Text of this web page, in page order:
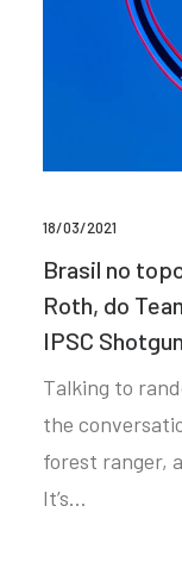
18/03/2021
Brasil no
Roth, do
IPSC
Talking to
the
forest ranger,
It’s…